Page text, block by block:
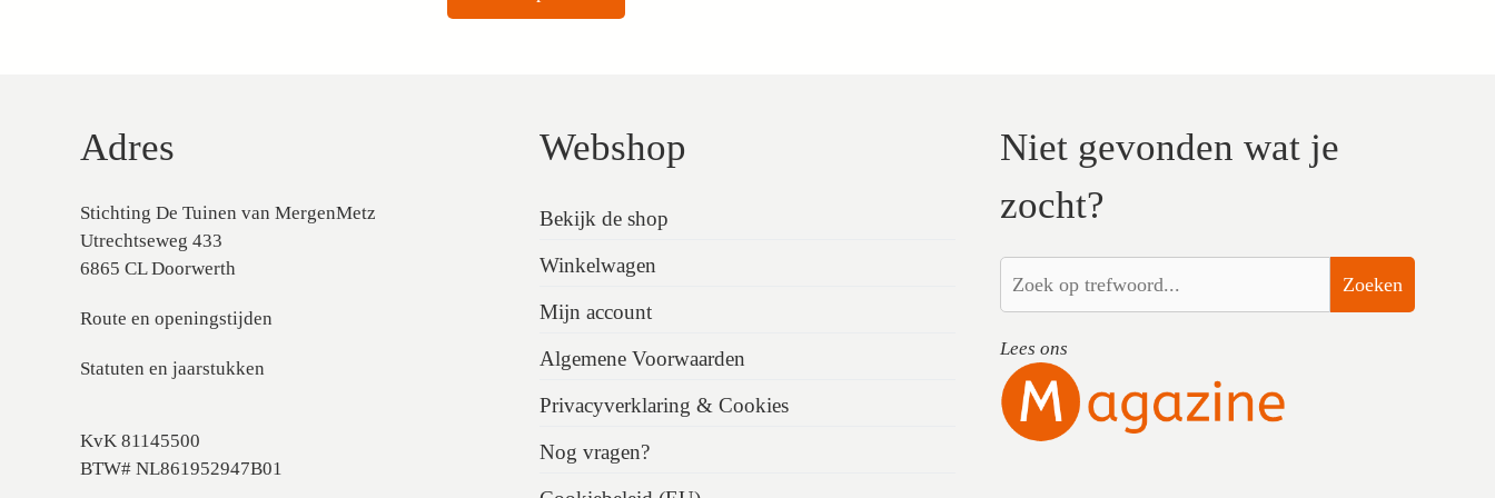
Adres
Stichting De Tuinen van MergenMetz
Utrechtseweg 433
6865 CL Doorwerth
Route en openingstijden
Statuten en jaarstukken
KvK 81145500
BTW# NL861952947B01
Webshop
Bekijk de shop
Winkelwagen
Mijn account
Algemene Voorwaarden
Privacyverklaring & Cookies
Nog vragen?
Niet gevonden wat je
zocht?
Zoeken
Lees ons